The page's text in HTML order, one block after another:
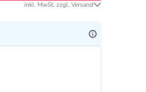
inkl. MwSt. zzgl. Versand